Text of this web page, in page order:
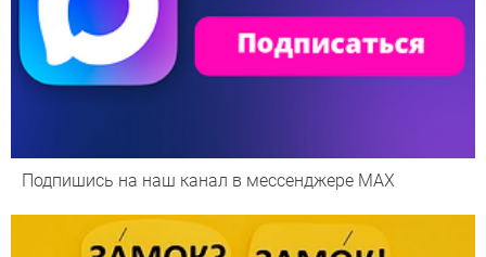
Подпишись на наш канал в мессенджере МАХ